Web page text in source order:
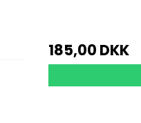
185,00 DKK